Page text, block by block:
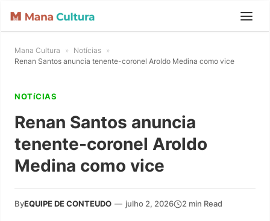
Mana Cultura » Notícias »
Renan Santos anuncia tenente-coronel Aroldo Medina como vice
NOTíCIAS
Renan Santos anuncia
tenente-coronel Aroldo
Medina como vice
ByEQUIPE DE CONTEUDO — julho 2, 2026 2 min Read